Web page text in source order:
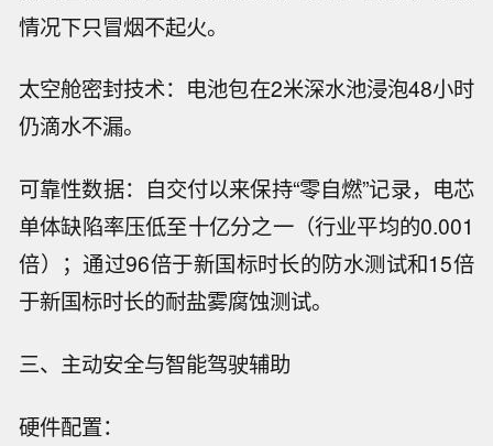
情况下只冒烟不起火。
太空舱密封技术：电池包在2米深水池浸泡48小时
仍滴水不漏。
可靠性数据：自交付以来保持“零自燃”记录，电芯
单体缺陷率压低至十亿分之一（行业平均的0.001
倍）；通过96倍于新国标时长的防水测试和15倍
于新国标时长的耐盐雾腐蚀测试。
三、主动安全与智能驾驶辅助
硬件配置：